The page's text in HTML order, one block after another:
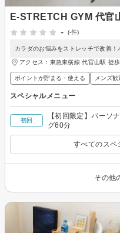
E-STRETCH GYM 代官
-
(-件)
カラダのお悩みをストレッチで改善
アクセス：東急東横線 代官山駅 徒
ポイントが貯まる・使える メンズ歓
スペシャルメニュー
初回
【初回限定】パーソ
グ60分
すべてのスペ
その他